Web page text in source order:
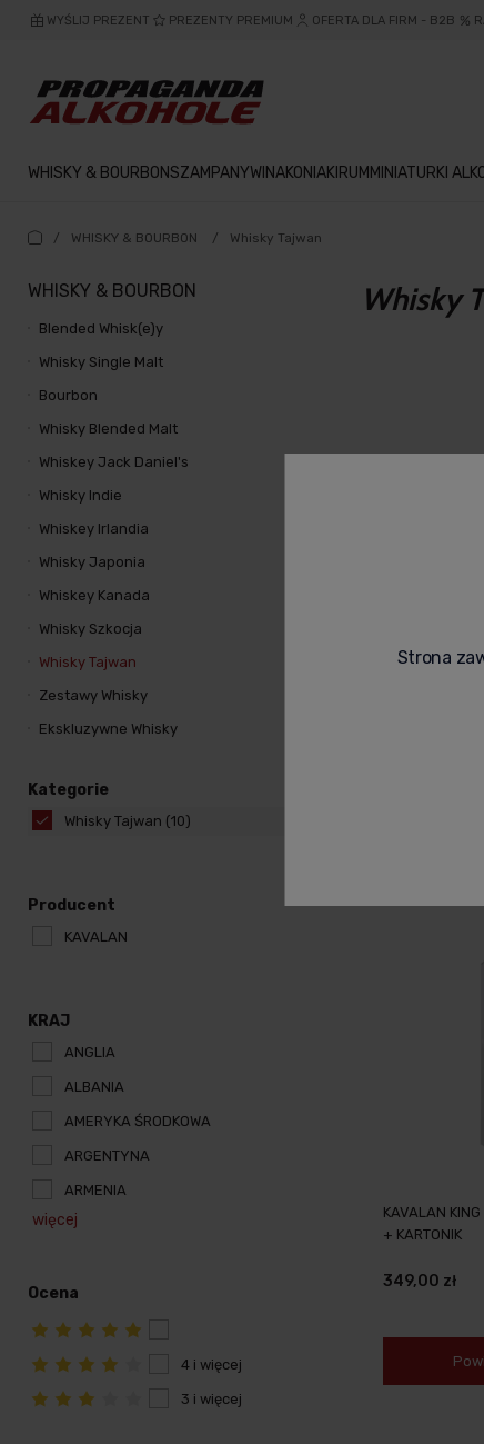
WYŚLIJ PREZENT PREZENTY PREMIUM OFERTA DLA FIRM - B2B
WHISKY & BOURBONSZAMPANYWINAKONIAKI RUM MINIATURKI
/ WHISKY & BOURBON / Whisky Tajwan
WHISKY & BOURBON
Blended Whisk(e)y
Whisky Single Malt
Bourbon
Whisky Blended Malt
Whiskey Jack Daniel's
Whisky Indie
Whiskey Irlandia
Whisky Japonia
Whiskey Kanada
Whisky Szkocja
Whisky Tajwan
Zestawy Whisky
Ekskluzywne Whisky
Kategorie
Whisky Tajwan (10)
Producent
KAVALAN
KRAJ
ANGLIA
ALBANIA
AMERYKA ŚRODKOWA
ARGENTYNA
ARMENIA
więcej
Ocena
4 i więcej
3 i więcej
Whisky
KAVALAN
KAVALAN KING
+ KARTONIK
349,00 zł
Strona